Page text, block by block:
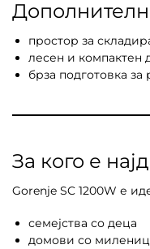
простор за
лесен и компактен
брза подготовка за
За кого е
Gorenje SC 1200W е
семејства со деца
домови со